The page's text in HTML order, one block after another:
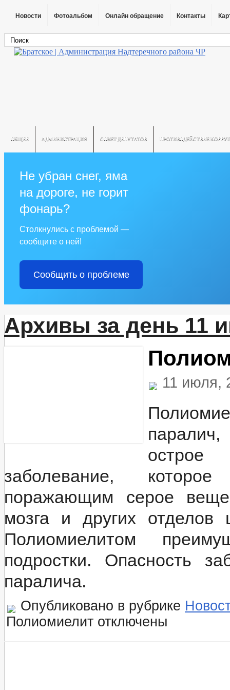
Новости Фотоальбом Онлайн обращение Контакты
ОБЩЕЕ АДМИНИСТРАЦИЯ СОВЕТ ДЕПУТАТОВ ПРОТИВОДЕЙСТВИЕ
Не убран снег, яма
на дороге, не горит
фонарь?
Столкнулись с проблемой —
сообщите о ней!
Сообщить о проблеме
Архивы за день 11
11 июля,
острое
заболевание,
поражающим серое
мозга и других отделов
Полиомиелитом
подростки. Опасность
паралича.
Опубликовано в рубрике
Полиомиелит отключены